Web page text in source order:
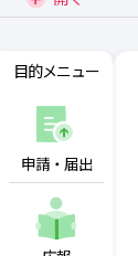
目的メニュー
申請・届出